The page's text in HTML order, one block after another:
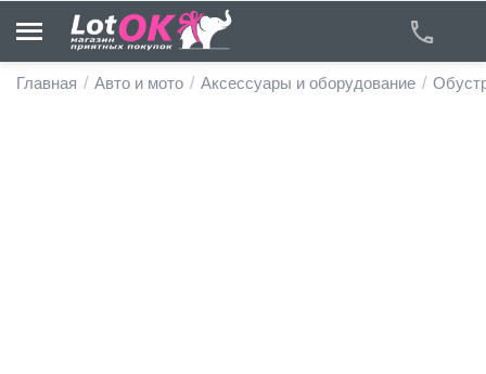
Главная / Авто и мото / Аксессуары и оборудование /